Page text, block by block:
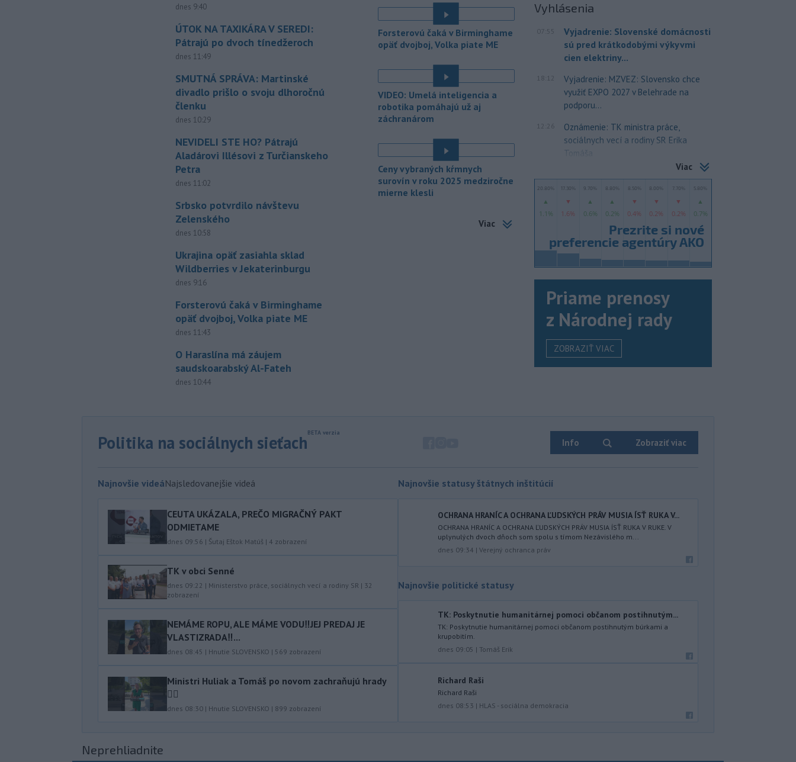
dnes 9:40
ÚTOK NA TAXIKÁRA V SEREDI:
Pátrajú po dvoch tínedžeroch
dnes 11:49
SMUTNÁ SPRÁVA: Martinské
divadlo prišlo o svoju dlhoročnú
členku
dnes 10:29
NEVIDELI STE HO? Pátrajú
Aladárovi Illésovi z Turčianskeho
Petra
dnes 11:02
Srbsko potvrdilo návštevu
Zelenského
dnes 10:58
Ukrajina opäť zasiahla sklad
Wildberries v Jekaterinburgu
dnes 9:16
Forsterovú čaká v Birminghame
opäť dvojboj, Volka piate ME
dnes 11:43
O Haraslína má záujem
saudskoarabský Al-Fateh
dnes 10:44
10:44 - Slovenský futbalista Lukáš
Haraslín môže v najbližšom období
zmeniť klubovú adresu. O 30-ročného
portálu isport.cz zaujíma
saudskoarabský Al-Fateh.
10:23 - Vo veku 94 rokov zomrela 29.
júla 2026 herečka a dlhoročná
divadla (SKD) v Martine Helena
Sudická.
10:15
Národná diaľničná
spoločnosť (NDS) ukončila výmenu
ktorý sa stal v Nitre. Verí, že polícia
ponesú následky.
Teploty na Slovensku v
piatok klesnú. Výstrahy prvého
hydrometeorologický ústav (SHMÚ) na
pred silným vetrom.
Japonsko nariadilo evakuáciu
regiónu pomaly približuje. Úrady
zároveň v piatok zrušili viac ako 500
Forsterovú čaká v Birminghame
opäť dvojboj, Volka piate ME
VIDEO: Umelá inteligencia a
robotika pomáhajú už aj
záchranárom
Ceny vybraných kŕmnych
surovín v roku 2025 medziročne
mierne klesli
Viac
Vyhlásenia
07:55
Vyjadrenie: Slovenské domácnosti
sú pred krátkodobými výkyvmi
cien elektriny...
18:12
Vyjadrenie: MZVEZ: Slovensko chce
využiť EXPO 2027 v Belehrade na
podporu...
12:26
Oznámenie: TK ministra práce,
sociálnych vecí a rodiny SR Erika
Tomáša
Viac
Priame prenosy
z Národnej rady
ZOBRAZIŤ VIAC
Politika na sociálnych sieťach Info Zobraziť viac
Najnovšie videáNajsledovanejšie videá
CEUTA UKÁZALA, PREČO MIGRAČNÝ PAKT
ODMIETAME
dnes 09:56 | Šutaj Eštok Matúš | 4 zobrazení
TK v obci Senné
dnes 09:22 | Ministerstvo práce, sociálnych vecí a rodiny SR | 32
zobrazení
NEMÁME ROPU, ALE MÁME VODU‼️JEJ PREDAJ JE
VLASTIZRADA‼️...
dnes 08:45 | Hnutie SLOVENSKO | 569 zobrazení
Ministri Huliak a Tomáš po novom zachraňujú hrady
🤦‍♂️
dnes 08:30 | Hnutie SLOVENSKO | 899 zobrazení
Najnovšie statusy štátnych inštitúcií
OCHRANA HRANÍC A OCHRANA ĽUDSKÝCH PRÁV MUSIA ÍSŤ RUKA V...
OCHRANA HRANÍC A OCHRANA ĽUDSKÝCH PRÁV MUSIA ÍSŤ RUKA V RUKE. V
uplynulých dvoch dňoch som spolu s tímom Nezávislého m...
dnes 09:34 | Verejný ochranca práv
Najnovšie politické statusy
TK: Poskytnutie humanitárnej pomoci občanom postihnutým...
TK: Poskytnutie humanitárnej pomoci občanom postihnutým búrkami a
krupobitím.
dnes 09:05 | Tomáš Erik
Richard Raši
Richard Raši
dnes 08:53 | HLAS - sociálna demokracia
Neprehliadnite